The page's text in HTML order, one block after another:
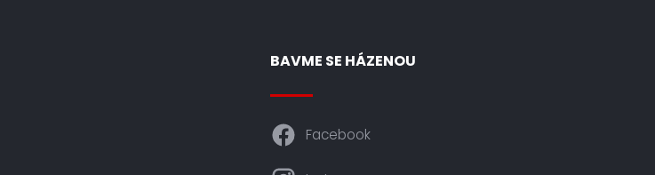
BAVME SE HÁZENOU
Facebook